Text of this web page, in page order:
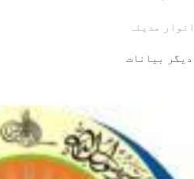
انوار مدینہ
دیگر بیانات